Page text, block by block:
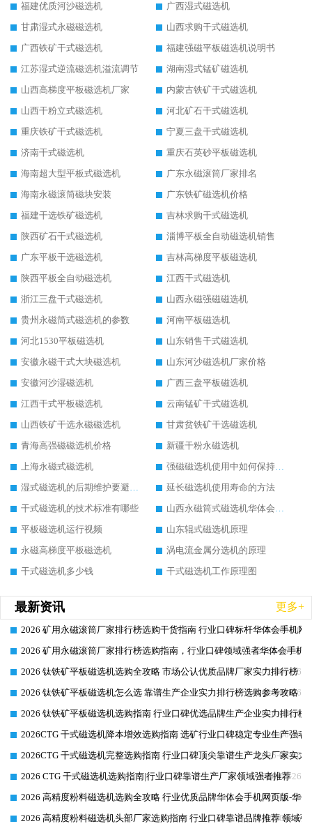
福建优质河沙磁选机
广西湿式磁选机
甘肃湿式永磁磁选机
山西求购干式磁选机
广西铁矿干式磁选机
福建强磁平板磁选机说明书
江苏湿式逆流磁选机溢流调节
湖南湿式锰矿磁选机
山西高梯度平板磁选机厂家
内蒙古铁矿干式磁选机
山西干粉立式磁选机
河北矿石干式磁选机
重庆铁矿干式磁选机
宁夏三盘干式磁选机
济南干式磁选机
重庆石英砂平板磁选机
海南超大型平板式磁选机
广东永磁滚筒厂家排名
海南永磁滚筒磁块安装
广东铁矿磁选机价格
福建干选铁矿磁选机
吉林求购干式磁选机
陕西矿石干式磁选机
淄博平板全自动磁选机销售
广东平板干选磁选机
吉林高梯度平板磁选机
陕西平板全自动磁选机
江西干式磁选机
浙江三盘干式磁选机
山西永磁强磁磁选机
贵州永磁筒式磁选机的参数
河南平板磁选机
河北1530平板磁选机
山东销售干式磁选机
安徽永磁干式大块磁选机
山东河沙磁选机厂家价格
安徽河沙湿磁选机
广西三盘平板磁选机
江西干式平板磁选机
云南锰矿干式磁选机
山西铁矿干选永磁磁选机
甘肃贫铁矿干选磁选机
青海高强磁磁选机价格
新疆干粉永磁选机
上海永磁式磁选机
强磁磁选机使用中如何保持其顺畅运行
湿式磁选机的后期维护要避开哪些坑
延长磁选机使用寿命的方法
干式磁选机的技术标准有哪些
山西永磁筒式磁选机华体会手机网页版-华体会(中国)
平板磁选机运行视频
山东辊式磁选机原理
永磁高梯度平板磁选机
涡电流金属分选机的原理
干式磁选机多少钱
干式磁选机工作原理图
最新资讯 更多+
2026-06-26
2026 矿用永磁滚筒厂家排行榜选购干货指南 行业口碑标杆华体会手机网
2026-06-26
2026 矿用永磁滚筒厂家排行榜选购指南，行业口碑领域强者华体会手机
2026-06-26
2026 钛铁矿平板磁选机选购全攻略 市场公认优质品牌厂家实力排行榜
2026-06-26
2026 钛铁矿平板磁选机怎么选 靠谱生产企业实力排行榜选购参考攻略
2026-06-26
2026 钛铁矿平板磁选机选购指南 行业口碑优选品牌生产企业实力排行榜
2026-06-26
2026CTG 干式磁选机降本增效选购指南 选矿行业口碑稳定专业生产强者
2026-06-26
2026CTG 干式磁选机完整选购指南 行业口碑顶尖靠谱生产龙头厂家实力
2026-06-26
2026 CTG 干式磁选机选购指南|行业口碑靠谱生产厂家领域强者推荐
2026-06-26
2026 高精度粉料磁选机选购全攻略 行业优质品牌华体会手机网页版-华
2026-06-26
2026 高精度粉料磁选机头部厂家选购指南 行业口碑靠谱品牌推荐 领域